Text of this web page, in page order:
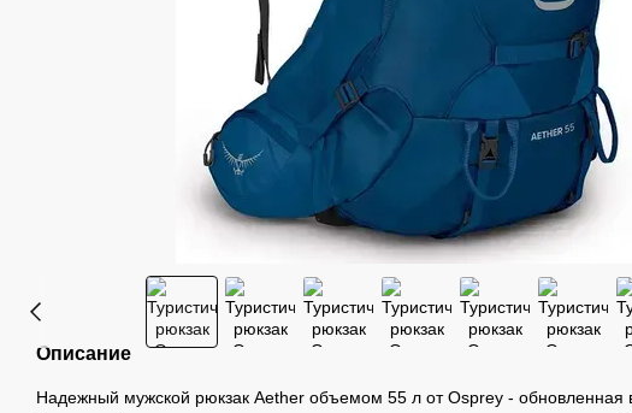
Описание
Надежный мужской рюкзак Aether объемом 55 л от Osprey - обновленная